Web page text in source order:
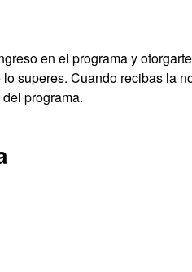
en el programa y
superes. Cuando recibas la
programa.